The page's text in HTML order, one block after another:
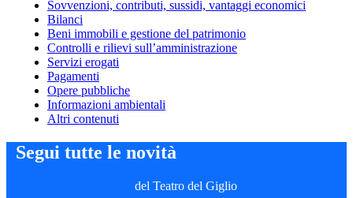
Sovvenzioni, contributi, sussidi, vantaggi economici
Bilanci
Beni immobili e gestione del patrimonio
Controlli e rilievi sull’amministrazione
Servizi erogati
Pagamenti
Opere pubbliche
Informazioni ambientali
Altri contenuti
Segui tutte le novità
del Teatro del Giglio